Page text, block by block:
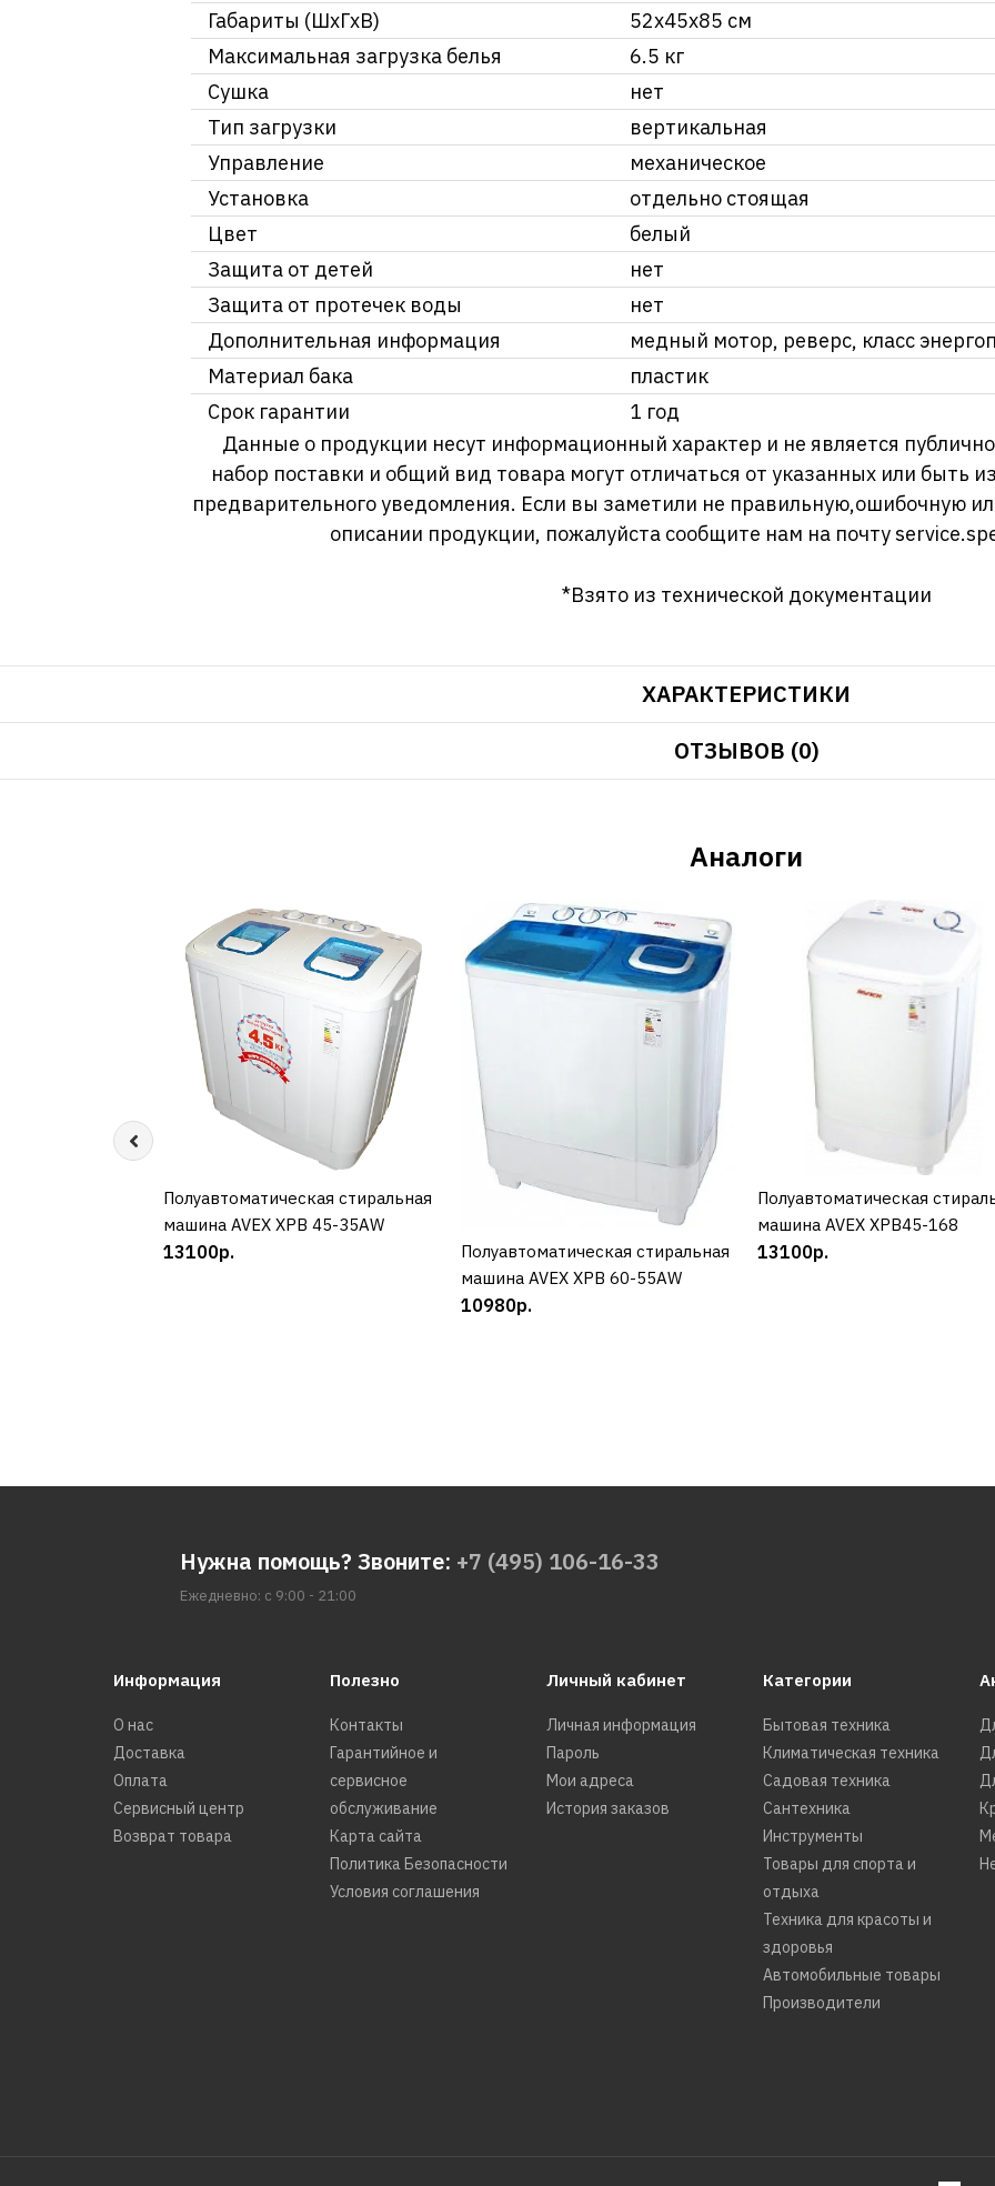
Габариты (ШxГxВ)
52x45x85 см
Максимальная загрузка белья
6.5 кг
Сушка
нет
Тип загрузки
вертикальная
Управление
механическое
Установка
отдельно стоящая
Цвет
белый
Защита от детей
нет
Защита от протечек воды
нет
Дополнительная информация
медный мотор, реверс, класс
Материал бака
пластик
Срок гарантии
1 год
Данные о продукции несут информационный характер и не является
набор поставки и общий вид товара могут отличаться от указанных или быть
предварительного уведомления. Если вы заметили не правильную,ошибочную
описании продукции, пожалуйста сообщите нам на почту
*Взято из технической документации
ХАРАКТЕРИСТИКИ
ОТЗЫВОВ (0)
Аналоги
КУПИТЬ
Полуавтоматическая стиральная
машина AVEX XPB 45-35AW
13100р. КУПИТЬ
Полуавтоматическая стиральная
машина AVEX XPB 60-55AW
10980р.
КУПИТЬ
Полуавтоматическая
машина AVEX XPB45-168
13100р.
Нужна помощь? Звоните: +7 (495) 106-16-33
Ежедневно: с 9:00 - 21:00
Информация
О нас
Доставка
Оплата
Сервисный центр
Возврат товара
Полезно
Контакты
Гарантийное и
сервисное
обслуживание
Карта сайта
Политика Безопасности
Условия соглашения
Личный кабинет
Личная информация
Пароль
Мои адреса
История заказов
Категории
Бытовая техника
Климатическая техника
Садовая техника
Сантехника
Инструменты
Товары для спорта и
отдыха
Техника для красоты и
здоровья
Автомобильные товары
Производители